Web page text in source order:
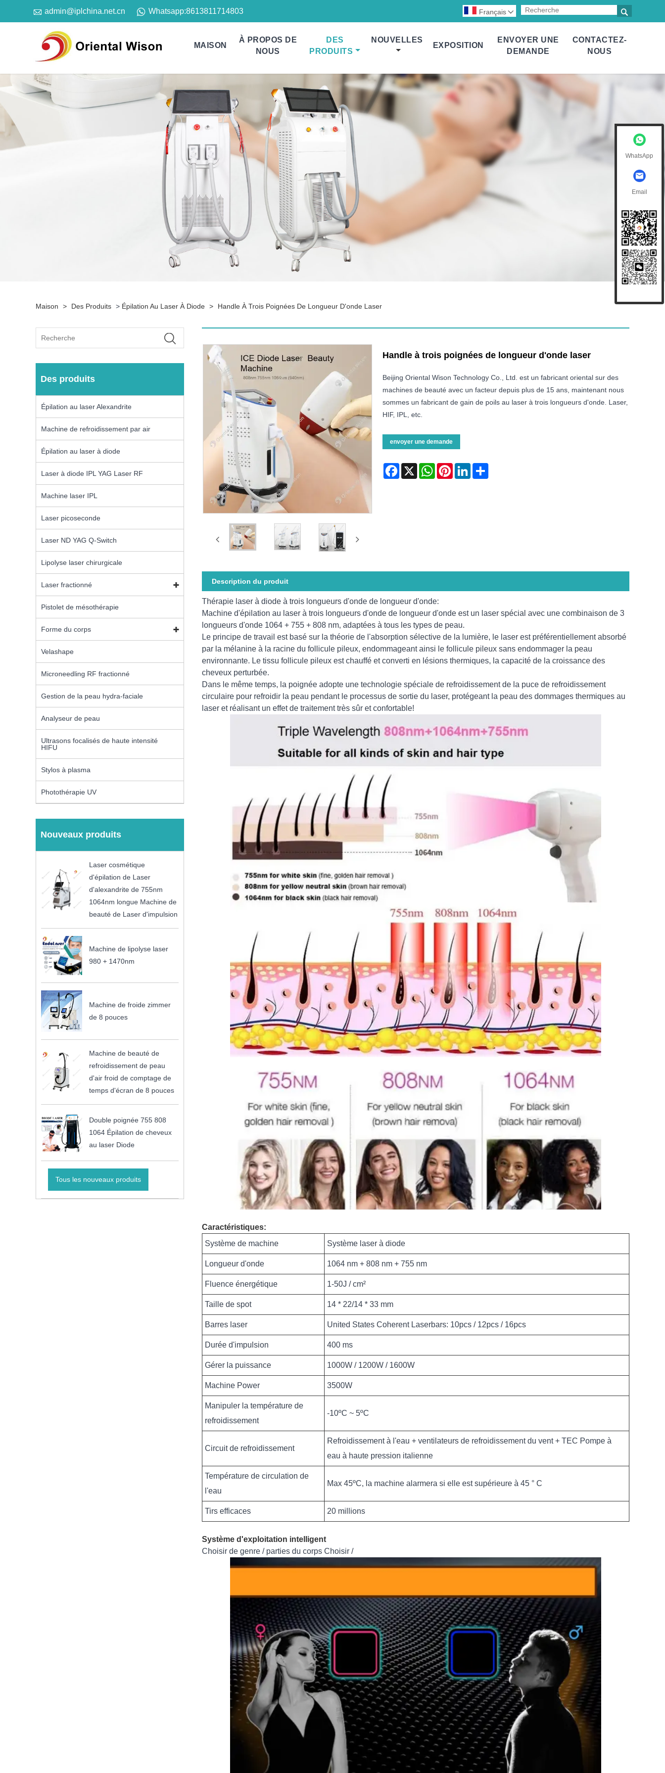
 admin@iplchina.net.cn Whatsapp:8613811714803 
Français 
MAISON
À PROPOS DE
NOUS
DES
PRODUITS
NOUVELLES
EXPOSITION
ENVOYER UNE
DEMANDE
CONTACTEZ-
NOUS
Maison > Des Produits > Épilation Au Laser À Diode > Handle À Trois Poignées De Longueur D'onde Laser
Des produits
Épilation au laser Alexandrite
Machine de refroidissement par air
Épilation au laser à diode
Laser à diode IPL YAG Laser RF
Machine laser IPL
Laser picoseconde
Laser ND YAG Q-Switch
Lipolyse laser chirurgicale
Laser fractionné
Pistolet de mésothérapie
Forme du corps
Velashape
Microneedling RF fractionné
Gestion de la peau hydra-faciale
Analyseur de peau
Ultrasons focalisés de haute intensité
HIFU
Stylos à plasma
Photothérapie UV
Nouveaux produits
Laser cosmétique
d'épilation de Laser
d'alexandrite de 755nm
1064nm longue Machine de
beauté de Laser d'impulsion
Machine de lipolyse laser
980 + 1470nm
Machine de froide zimmer
de 8 pouces
Machine de beauté de
refroidissement de peau
d'air froid de comptage de
temps d'écran de 8 pouces
Double poignée 755 808
1064 Épilation de cheveux
au laser Diode
Tous les nouveaux produits
Handle à trois poignées de longueur d'onde laser
Beijing Oriental Wison Technology Co., Ltd. est un fabricant oriental sur des
machines de beauté avec un facteur depuis plus de 15 ans, maintenant nous
sommes un fabricant de gain de poils au laser à trois longueurs d'onde. Laser,
HIF, IPL, etc.
envoyer une demande
Facebook
X WhatsAppPinterestLinkedInShare
Description du produit
Thérapie laser à diode à trois longueurs d'onde de longueur d'onde:
Machine d'épilation au laser à trois longueurs d'onde de longueur d'onde est un laser spécial avec une combinaison de 3
longueurs d'onde 1064 + 755 + 808 nm, adaptées à tous les types de peau.
Le principe de travail est basé sur la théorie de l'absorption sélective de la lumière, le laser est préférentiellement absorbé
par la mélanine à la racine du follicule pileux, endommageant ainsi le follicule pileux sans endommager la peau
environnante. Le tissu follicule pileux est chauffé et converti en lésions thermiques, la capacité de la croissance des
cheveux perturbée.
Dans le même temps, la poignée adopte une technologie spéciale de refroidissement de la puce de refroidissement
circulaire pour refroidir la peau pendant le processus de sortie du laser, protégeant la peau des dommages thermiques au
laser et réalisant un effet de traitement très sûr et confortable!
Caractéristiques:
Système de machine
Système laser à diode
Longueur d'onde 1064 nm + 808 nm + 755 nm
Fluence énergétique 1-50J / cm²
Taille de spot 14 * 22/14 * 33 mm
Barres laser United States Coherent Laserbars: 10pcs / 12pcs / 16pcs
Durée d'impulsion 400 ms
Gérer la puissance 1000W / 1200W / 1600W
Machine Power 3500W
Manipuler la température de
refroidissement
-10ºC ~ 5ºC
Circuit de refroidissement
Refroidissement à l'eau + ventilateurs de refroidissement du vent + TEC Pompe à
eau à haute pression italienne
Température de circulation de
l'eau
Max 45ºC, la machine alarmera si elle est supérieure à 45 ° C
Tirs efficaces 20 millions
Système d'exploitation intelligent
Choisir de genre / parties du corps Choisir /
WhatsApp
Email